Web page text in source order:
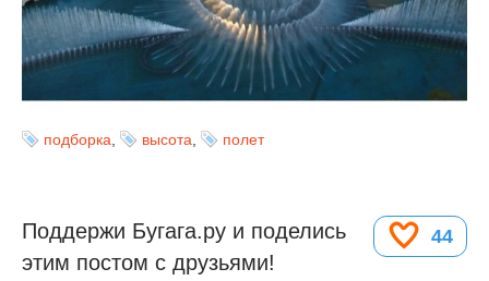
подборка высота полет
44
Поддержи Бугага.ру и поделись
этим постом с друзьями!